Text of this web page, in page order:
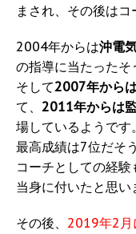
まされ、その後はコ
2004年からは沖電
の指導に当たったそ
そして2007年から
て、 2011年からは
場しているようです。
最高成績は7位だそ
コーチとしての経
当身に付いたと思い
その後、 2019年2月